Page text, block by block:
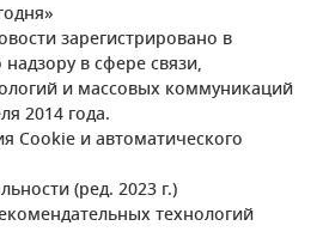
зарегистрировано в
в сфере связи,
и массовых коммуникаций
2014 года.
Cookie и автоматического
(ред. 2023 г.)
технологий